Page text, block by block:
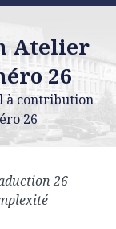
Atelier
26
à contribution
26
26